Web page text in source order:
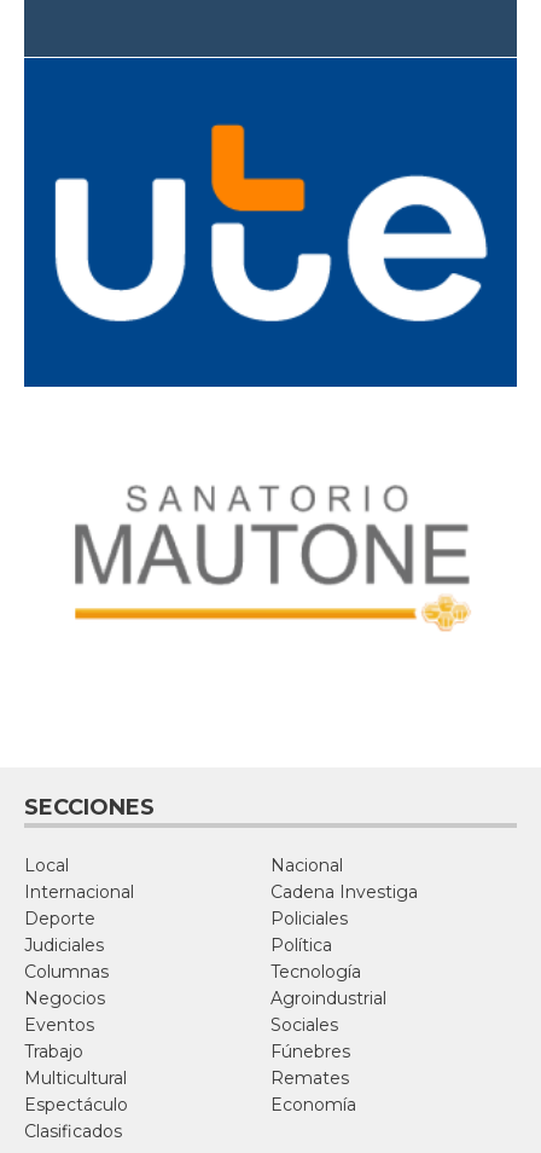
SECCIONES
Local
Nacional
Internacional
Cadena Investiga
Deporte
Policiales
Judiciales
Política
Columnas
Tecnología
Negocios
Agroindustrial
Eventos
Sociales
Trabajo
Fúnebres
Multicultural
Remates
Espectáculo
Economía
Clasificados